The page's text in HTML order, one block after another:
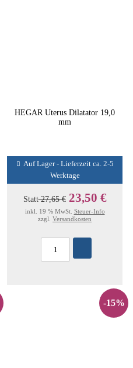
HEGAR Uterus Dilatator 19,0
mm
Auf Lager - Lieferzeit ca. 2-5
Werktage
Statt27,65 € 23,50 €
inkl. 19 % MwSt. Steuer-Info
zzgl. Versandkosten
-15%